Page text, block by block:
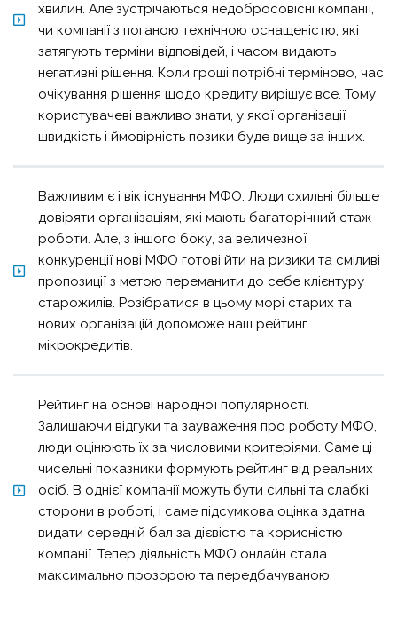
хвилин. Але зустрічаються недобросовісні компанії,
чи компанії з поганою технічною оснащеністю, які
затягують терміни відповідей, і часом видають
негативні рішення. Коли гроші потрібні терміново, час
очікування рішення щодо кредиту вирішує все. Тому
користувачеві важливо знати, у якої організації
швидкість і ймовірність позики буде вище за інших.
Важливим є і вік існування МФО. Люди схильні більше
довіряти організаціям, які мають багаторічний стаж
роботи. Але, з іншого боку, за величезної
конкуренції нові МФО готові йти на ризики та сміливі
пропозиції з метою переманити до себе клієнтуру
старожилів. Розібратися в цьому морі старих та
нових організацій допоможе наш рейтинг
мікрокредитів.
Рейтинг на основі народної популярності.
Залишаючи відгуки та зауваження про роботу МФО,
люди оцінюють їх за числовими критеріями. Саме ці
чисельні показники формують рейтинг від реальних
осіб. В однієї компанії можуть бути сильні та слабкі
сторони в роботі, і саме підсумкова оцінка здатна
видати середній бал за дієвістю та корисністю
компанії. Тепер діяльність МФО онлайн стала
максимально прозорою та передбачуваною.